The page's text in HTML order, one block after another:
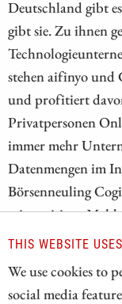
THIS WEBSITE
We use cookies to
social media
Deutschland gibt
gibt sie. Zu ihnen
stehen aifinyo und
und profitiert
Privatpersonen
immer mehr
Datenmengen im
Börsenneuling
mit positiven